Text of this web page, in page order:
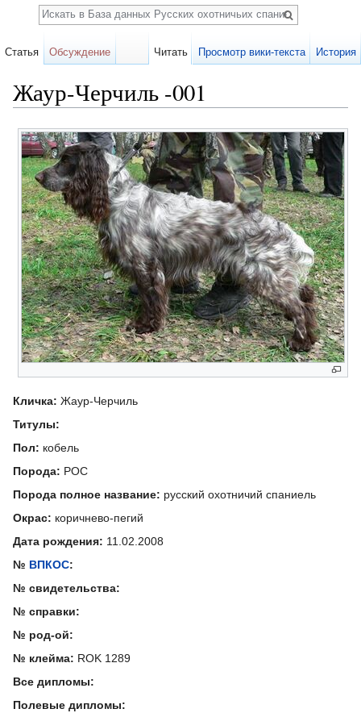
Жаур-Черчиль -001
Карточка
собаки
Кличка: Жаур-Черчиль
Титулы:
Пол: кобель
Порода: РОС
Порода полное название: русский охотничий спаниель
Окрас: коричнево-пегий
Дата рождения: 11.02.2008
№ ВПКОС:
№ свидетельства:
№ справки:
№ род-ой:
№ клейма: ROK 1289
Все дипломы:
Полевые дипломы:
Статья Обсуждение Читать Просмотр вики-текста История
Поиск